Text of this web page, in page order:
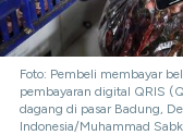
Foto: Pembeli membayar
pembayaran digital QRIS
dagang di pasar Badung,
Indonesia/Muhammad